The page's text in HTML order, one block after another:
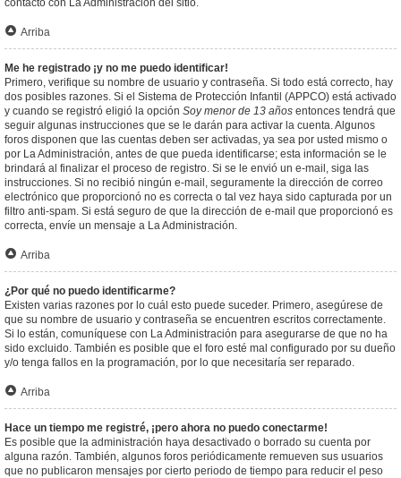
contacto con La Administración del sitio.
Arriba
Me he registrado ¡y no me puedo identificar!
Primero, verifique su nombre de usuario y contraseña. Si todo está correcto, hay
dos posibles razones. Si el Sistema de Protección Infantil (APPCO) está activado
y cuando se registró eligió la opción Soy menor de 13 años entonces tendrá que
seguir algunas instrucciones que se le darán para activar la cuenta. Algunos
foros disponen que las cuentas deben ser activadas, ya sea por usted mismo o
por La Administración, antes de que pueda identificarse; esta información se le
brindará al finalizar el proceso de registro. Si se le envió un e-mail, siga las
instrucciones. Si no recibió ningún e-mail, seguramente la dirección de correo
electrónico que proporcionó no es correcta o tal vez haya sido capturada por un
filtro anti-spam. Si está seguro de que la dirección de e-mail que proporcionó es
correcta, envíe un mensaje a La Administración.
Arriba
¿Por qué no puedo identificarme?
Existen varias razones por lo cuál esto puede suceder. Primero, asegúrese de
que su nombre de usuario y contraseña se encuentren escritos correctamente.
Si lo están, comuníquese con La Administración para asegurarse de que no ha
sido excluido. También es posible que el foro esté mal configurado por su dueño
y/o tenga fallos en la programación, por lo que necesitaría ser reparado.
Arriba
Hace un tiempo me registré, ¡pero ahora no puedo conectarme!
Es posible que la administración haya desactivado o borrado su cuenta por
alguna razón. También, algunos foros periódicamente remueven sus usuarios
que no publicaron mensajes por cierto periodo de tiempo para reducir el peso